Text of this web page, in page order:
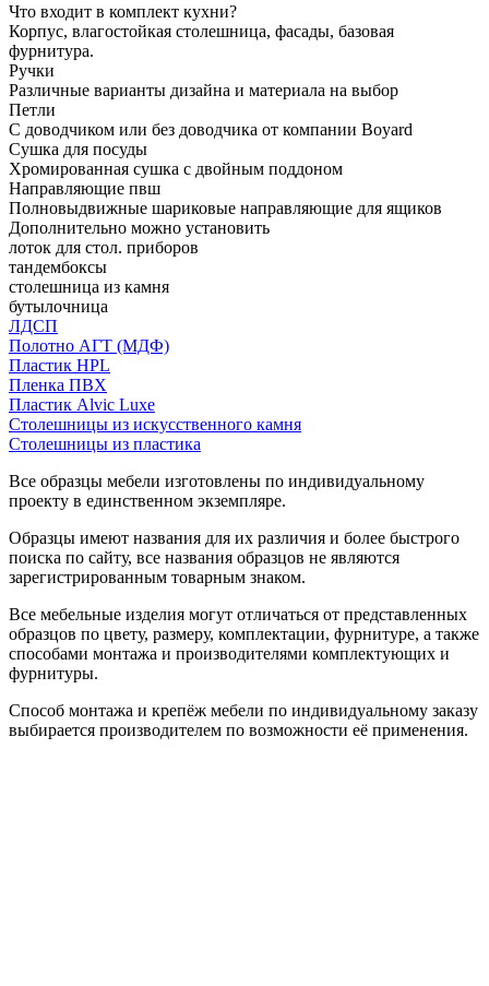
Что входит в комплект кухни?
Корпус, влагостойкая столешница, фасады, базовая
фурнитура.
Ручки
Различные варианты дизайна и материала на выбор
Петли
С доводчиком или без доводчика от компании Boyard
Сушка для посуды
Хромированная сушка с двойным поддоном
Направляющие пвш
Полновыдвижные шариковые направляющие для ящиков
Дополнительно можно установить
лоток для стол. приборов
тандембоксы
столешница из камня
бутылочница
ЛДСП
Полотно АГТ (МДФ)
Пластик HPL
Пленка ПВХ
Пластик Alvic Luxe
Столешницы из искусственного камня
Столешницы из пластика
Все образцы мебели изготовлены по индивидуальному
проекту в единственном экземпляре.
Образцы имеют названия для их различия и более быстрого
поиска по сайту, все названия образцов не являются
зарегистрированным товарным знаком.
Все мебельные изделия могут отличаться от представленных
образцов по цвету, размеру, комплектации, фурнитуре, а также
способами монтажа и производителями комплектующих и
фурнитуры.
Способ монтажа и крепёж мебели по индивидуальному заказу
выбирается производителем по возможности её применения.